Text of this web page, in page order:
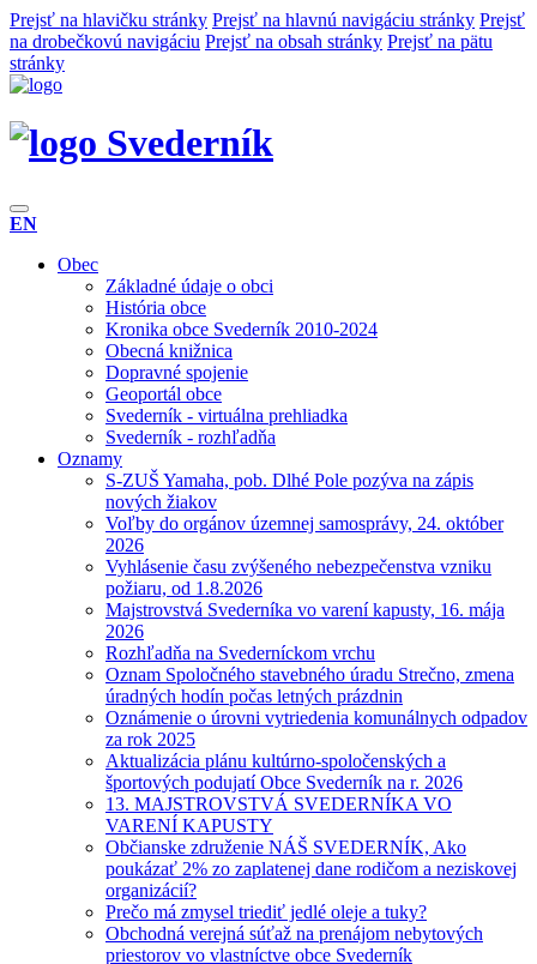
Prejsť na hlavičku stránky Prejsť na hlavnú navigáciu stránky Prejsť
na drobečkovú navigáciu Prejsť na obsah stránky Prejsť na pätu
stránky
Svederník
EN
Obec
Základné údaje o obci
História obce
Kronika obce Svederník 2010-2024
Obecná knižnica
Dopravné spojenie
Geoportál obce
Svederník - virtuálna prehliadka
Svederník - rozhľadňa
Oznamy
S-ZUŠ Yamaha, pob. Dlhé Pole pozýva na zápis
nových žiakov
Voľby do orgánov územnej samosprávy, 24. október
2026
Vyhlásenie času zvýšeného nebezpečenstva vzniku
požiaru, od 1.8.2026
Majstrovstvá Svederníka vo varení kapusty, 16. mája
2026
Rozhľadňa na Svederníckom vrchu
Oznam Spoločného stavebného úradu Strečno, zmena
úradných hodín počas letných prázdnin
Oznámenie o úrovni vytriedenia komunálnych odpadov
za rok 2025
Aktualizácia plánu kultúrno-spoločenských a
športových podujatí Obce Svederník na r. 2026
13. MAJSTROVSTVÁ SVEDERNÍKA VO
VARENÍ KAPUSTY
Občianske združenie NÁŠ SVEDERNÍK, Ako
poukázať 2% zo zaplatenej dane rodičom a neziskovej
organizácií?
Prečo má zmysel triediť jedlé oleje a tuky?
Obchodná verejná súťaž na prenájom nebytových
priestorov vo vlastníctve obce Svederník